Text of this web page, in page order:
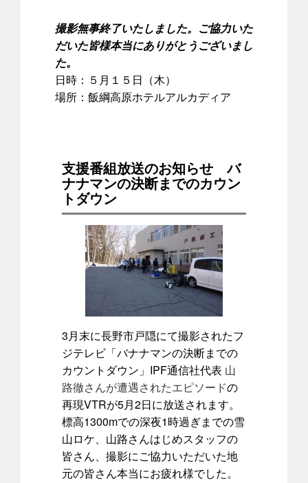
撮影無事終了いたしました。ご協力いた
だいた皆様本当にありがとうございまし
た。
日時：５月１５日（木）
場所：飯綱高原ホテルアルカディア
支援番組放送のお知らせ バ
ナナマンの決断までのカウン
トダウン
3月末に長野市戸隠にて撮影されたフ
ジテレビ「バナナマンの決断までの
カウントダウン」IPF通信社代表 山
路徹さんが遭遇されたエピソードの
再現VTRが5月2日に放送されます。
標高1300mでの深夜1時過ぎまでの雪
山ロケ、山路さんはじめスタッフの
皆さん、撮影にご協力いただいた地
元の皆さん本当にお疲れ様でした。